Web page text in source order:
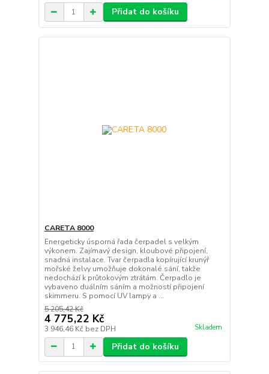
Přidat do košíku
CARETA 8000
Energeticky úsporná řada čerpadel s velkým
výkonem. Zajímavý design, kloubové připojení,
snadná instalace. Tvar čerpadla kopírující krunýř
mořské želvy umožňuje dokonalé sání, takže
nedochází k průtokovým ztrátám. Čerpadlo je
vybaveno duálním sáním a možností připojení
skimmeru. S pomocí UV lampy a ...
5 205,42 Kč
4 775,22 Kč
3 946,46 Kč bez DPH Skladem
Přidat do košíku